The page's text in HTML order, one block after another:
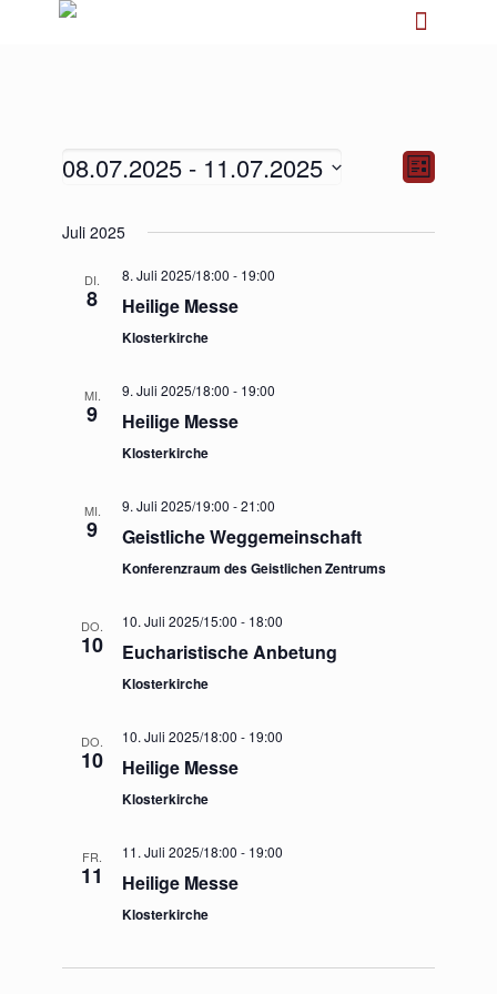
Ansichten-
Navigation
Ansichten-
Liste
08.07.2025 - 11.07.2025
wählen.
Juli 2025
DI.
8
8. Juli 2025/18:00 - 19:00
Heilige Messe
Klosterkirche
MI.
9
9. Juli 2025/18:00 - 19:00
Heilige Messe
Klosterkirche
MI.
9
9. Juli 2025/19:00 -21:00
Geistliche Weggemeinschaft
Konferenzraum des Geistlichen Zentrums
DO.
10
10. Juli 2025/15:00 - 18:00
Eucharistische Anbetung
Klosterkirche
DO.
10
10. Juli 2025/18:00 - 19:00
Heilige Messe
Klosterkirche
FR.
11
11. Juli 2025/18:00 - 19:00
Heilige Messe
Klosterkirche